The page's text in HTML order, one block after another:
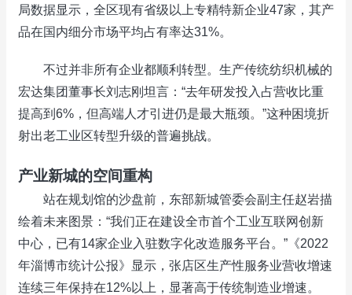
局数据显示，全区现有省级以上专精特新企业47家，其产
品在国内细分市场平均占有率达31%。
不过并非所有企业都顺利转型。生产传统纺织机械的
宏达集团董事长刘志刚坦言：“去年研发投入占营收比重
提高到6%，但高端人才引进仍是最大瓶颈。”这种困境折
射出老工业区转型升级的普遍挑战。
产业新城的空间重构
站在规划馆的沙盘前，东部新城管委会副主任赵岩描
绘着未来图景：“我们正在建设全市首个工业互联网创新
中心，已有14家企业入驻数字化改造服务平台。”《2022
年淄博市统计公报》显示，张店区生产性服务业营收增速
连续三年保持在12%以上，显著高于传统制造业增速。